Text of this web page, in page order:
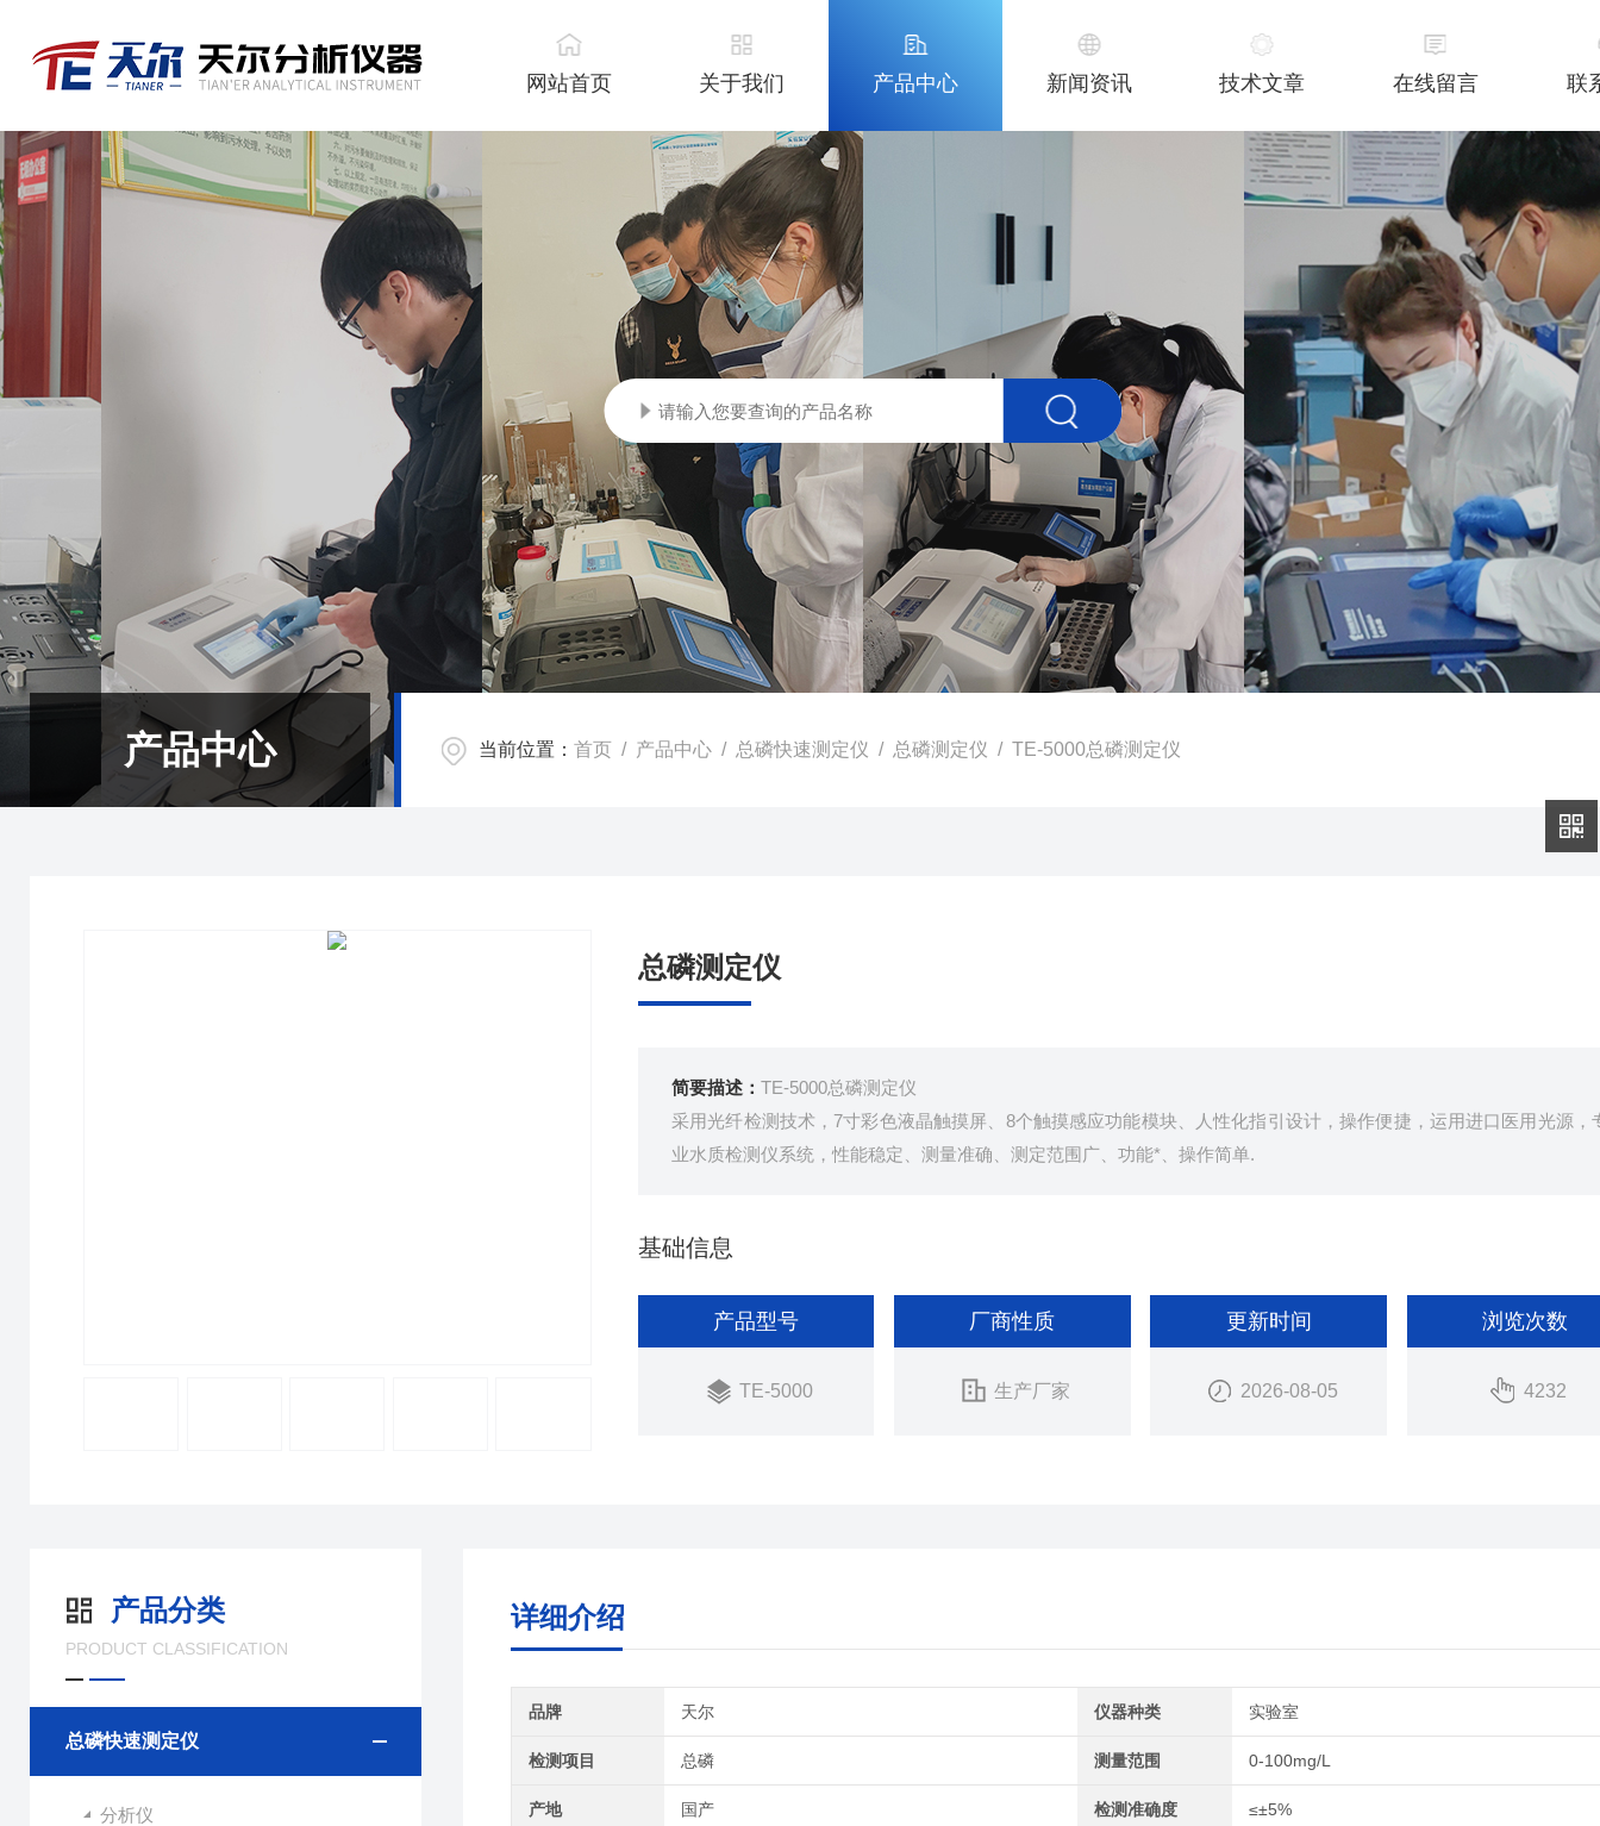
网站首页 关于我们 产品中心 新闻资讯 技术文章 在线留言 联
产品中心 当前位置： 首页 / 产品中心 / 总磷快速测定仪 / 总磷测定仪 / TE-5000总磷测定仪
总磷测定仪
简要描述： TE-5000总磷测定仪
采用光纤检测技术，7寸彩色液晶触摸屏、8个触摸感应功能模块、人性化指引设计，操作便捷，运用进口医用光源，
业水质检测仪系统，性能稳定、测量准确、测定范围广、功能*、操作简单.
基础信息
产品型号
TE-5000
厂商性质
生产厂家
更新时间
2026-08-05
浏览次数
4232
产品分类
PRODUCT CLASSIFICATION
总磷快速测定仪
分析仪
详细介绍
品牌 天尔 仪器种类 实验室
检测项目 总磷 测量范围 0-100mg/L
产地 国产 检测准确度 ≤±5%